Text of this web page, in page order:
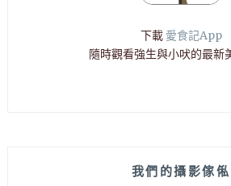
下載 愛食記App
隨時觀看強生與小吠的最新
我們的攝影傢俬